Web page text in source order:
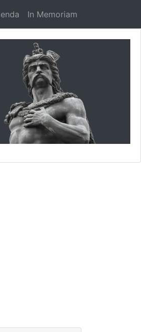
In Memoriam